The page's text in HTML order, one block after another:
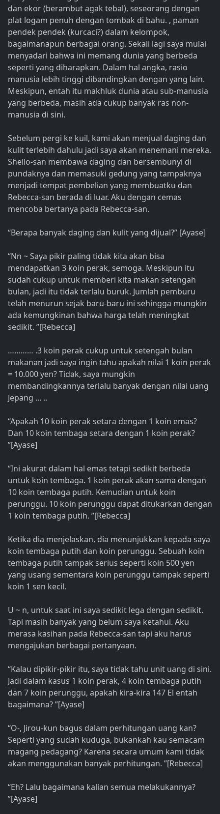
dan ekor (berambut agak tebal), seseorang dengan
plat logam penuh dengan tombak di bahu. , paman
pendek pendek (kurcaci?) dalam kelompok,
bagaimanapun berbagai orang. Sekali lagi saya mulai
menyadari bahwa ini memang dunia yang berbeda
seperti yang diharapkan. Dalam hal angka, rasio
manusia lebih tinggi dibandingkan dengan yang lain.
Meskipun, entah itu makhluk dunia atau sub-manusia
yang berbeda, masih ada cukup banyak ras non-
manusia di sini.
Sebelum pergi ke kuil, kami akan menjual daging dan
kulit terlebih dahulu jadi saya akan menemani mereka.
Shello-san membawa daging dan bersembunyi di
pundaknya dan memasuki gedung yang tampaknya
menjadi tempat pembelian yang membuatku dan
Rebecca-san berada di luar. Aku dengan cemas
mencoba bertanya pada Rebecca-san.
“Berapa banyak daging dan kulit yang dijual?” [Ayase]
“Nn ~ Saya pikir paling tidak kita akan bisa
mendapatkan 3 koin perak, semoga. Meskipun itu
sudah cukup untuk memberi kita makan setengah
bulan, jadi itu tidak terlalu buruk. Jumlah pemburu
telah menurun sejak baru-baru ini sehingga mungkin
ada kemungkinan bahwa harga telah meningkat
sedikit. ”[Rebecca]
………… .3 koin perak cukup untuk setengah bulan
makanan jadi saya ingin tahu apakah nilai 1 koin perak
= 10.000 yen? Tidak, saya mungkin
membandingkannya terlalu banyak dengan nilai uang
Jepang ... ..
“Apakah 10 koin perak setara dengan 1 koin emas?
Dan 10 koin tembaga setara dengan 1 koin perak?
”[Ayase]
“Ini akurat dalam hal emas tetapi sedikit berbeda
untuk koin tembaga. 1 koin perak akan sama dengan
10 koin tembaga putih. Kemudian untuk koin
perunggu. 10 koin perunggu dapat ditukarkan dengan
1 koin tembaga putih. ”[Rebecca]
Ketika dia menjelaskan, dia menunjukkan kepada saya
koin tembaga putih dan koin perunggu. Sebuah koin
tembaga putih tampak serius seperti koin 500 yen
yang usang sementara koin perunggu tampak seperti
koin 1 sen kecil.
U ~ n, untuk saat ini saya sedikit lega dengan sedikit.
Tapi masih banyak yang belum saya ketahui. Aku
merasa kasihan pada Rebecca-san tapi aku harus
mengajukan berbagai pertanyaan.
“Kalau dipikir-pikir itu, saya tidak tahu unit uang di sini.
Jadi dalam kasus 1 koin perak, 4 koin tembaga putih
dan 7 koin perunggu, apakah kira-kira 147 El entah
bagaimana? ”[Ayase]
“O-, Jirou-kun bagus dalam perhitungan uang kan?
Seperti yang sudah kuduga, bukankah kau semacam
magang pedagang? Karena secara umum kami tidak
akan menggunakan banyak perhitungan. ”[Rebecca]
“Eh? Lalu bagaimana kalian semua melakukannya?
”[Ayase]